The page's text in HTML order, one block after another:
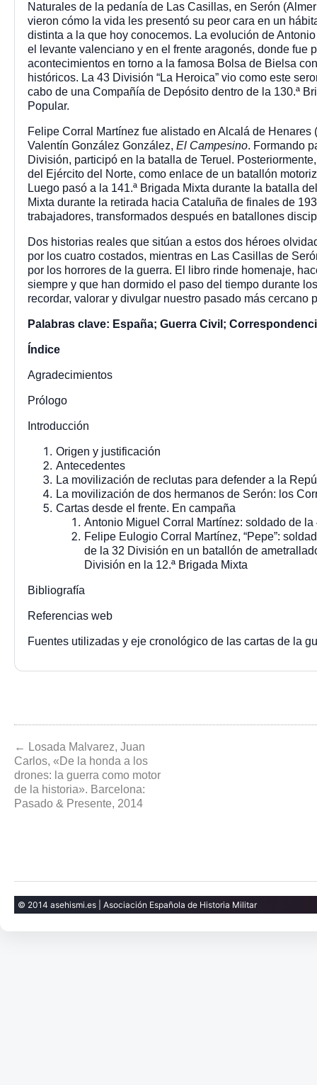
Naturales de la pedanía de Las Casillas, en Serón
vieron cómo la vida les presentó su peor cara en un
distinta a la que hoy conocemos. La evolución de
el levante valenciano y en el frente aragonés, donde fue
acontecimientos en torno a la famosa Bolsa de Bielsa
históricos. La 43 División “La Heroica” vio como este
cabo de una Compañía de Depósito dentro de la 130.ª
Popular.
Felipe Corral Martínez fue alistado en Alcalá de Henares
Valentín González González, El Campesino. Formando
División, participó en la batalla de Teruel.
del Ejército del Norte, como enlace de un batallón
Luego pasó a la 141.ª Brigada Mixta durante la batalla
Mixta durante la retirada hacia Cataluña de finales de
trabajadores, transformados después en batallones
Dos historias reales que sitúan a estos dos héroes
por los cuatro costados, mientras en Las Casillas de
por los horrores de la guerra. El libro rinde homenaje,
siempre y que han dormido el paso del tiempo durante
recordar, valorar y divulgar nuestro pasado más
Palabras clave: España; Guerra Civil;
Índice
Agradecimientos
Prólogo
Introducción
Origen y justificación
Antecedentes
La movilización de reclutas para defender a la
La movilización de dos hermanos de Serón: los
Cartas desde el frente. En campaña
Antonio Miguel Corral Martínez: soldado de
Felipe Eulogio Corral Martínez, “Pepe”:
de la 32 División en un batallón de
División en la 12.ª Brigada Mixta
Bibliografía
Referencias web
Fuentes utilizadas y eje cronológico de las cartas de la
← Losada Malvarez, Juan
Carlos, «De la honda a los
drones: la guerra como motor
de la historia». Barcelona:
Pasado & Presente, 2014
© 2014 asehismi.es | Asociación Española de Historia Militar